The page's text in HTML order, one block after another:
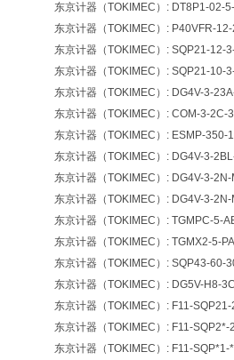
东京计器（TOKIMEC）: DT8P1-02-
东京计器（TOKIMEC）: P40VFR-
东京计器（TOKIMEC）: SQP21-12-
东京计器（TOKIMEC）: SQP21-10-
东京计器（TOKIMEC）: DG4V-3-
东京计器（TOKIMEC）: COM-3-2C-
东京计器（TOKIMEC）: ESMP-350-
东京计器（TOKIMEC）: DG4V-3-
东京计器（TOKIMEC）: DG4V-3-
东京计器（TOKIMEC）: DG4V-3-
东京计器（TOKIMEC）: TGMPC-5-
东京计器（TOKIMEC）: TGMX2-5-
东京计器（TOKIMEC）: SQP43-60-
东京计器（TOKIMEC）: DG5V-H8-
东京计器（TOKIMEC）: F11-
东京计器（TOKIMEC）: F11-
东京计器（TOKIMEC）: F11-